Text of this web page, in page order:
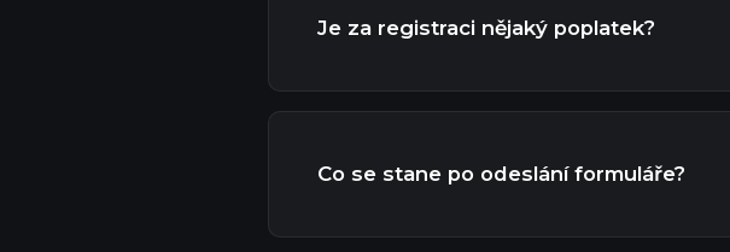
Je za registraci nějaký poplatek?
Co se stane po odeslání formuláře?